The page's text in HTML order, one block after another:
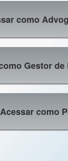
como
Gestor
Acessar como